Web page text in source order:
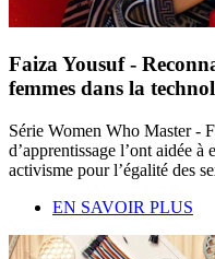
Faiza Yousuf -
femmes dans la
Série Women Who Master -
d’apprentissage l’ont aidée à
activisme pour l’égalité des
EN SAVOIR PLUS